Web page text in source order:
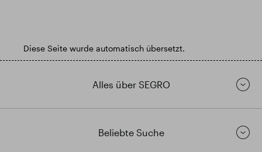
Diese Seite wurde automatisch übersetzt.
Alles über SEGRO
Beliebte Suche